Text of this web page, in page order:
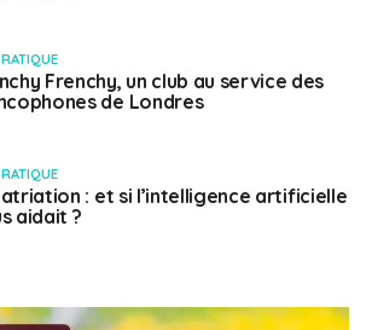
Frenchy, un club au service des
de Londres
: et si l’intelligence artificielle
aidait ?